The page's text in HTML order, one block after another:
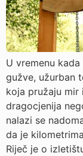
U vremenu
gužve, užurban
koja pružaju
dragocjenija
nalazi se
da je
Riječ je o